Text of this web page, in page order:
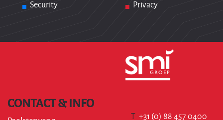
Security
Privacy
CONTACT & INFO
T +31 (0) 88 457 0400